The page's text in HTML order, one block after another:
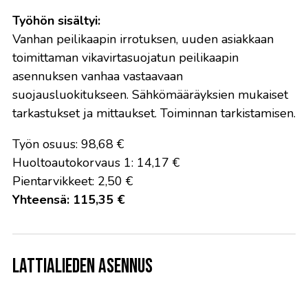
Työhön sisältyi:
Vanhan peilikaapin irrotuksen, uuden asiakkaan
toimittaman vikavirtasuojatun peilikaapin
asennuksen vanhaa vastaavaan
suojausluokitukseen. Sähkömääräyksien mukaiset
tarkastukset ja mittaukset. Toiminnan tarkistamisen.
Työn osuus: 98,68 €
Huoltoautokorvaus 1: 14,17 €
Pientarvikkeet: 2,50 €
Yhteensä: 115,35 €
Lattialieden asennus